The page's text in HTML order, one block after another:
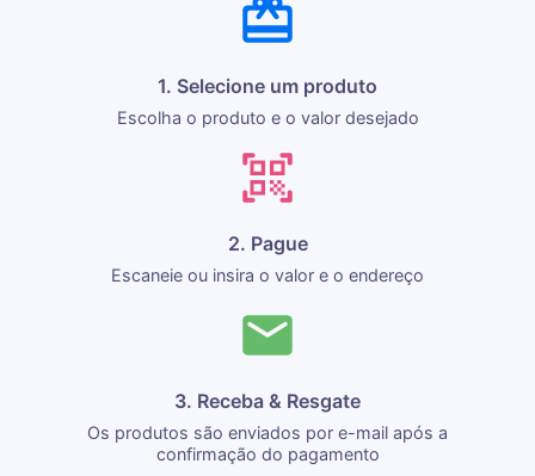
1. Selecione um produto
Escolha o produto e o valor desejado
2. Pague
Escaneie ou insira o valor e o endereço
3. Receba & Resgate
Os produtos são enviados por e-mail após a
confirmação do pagamento